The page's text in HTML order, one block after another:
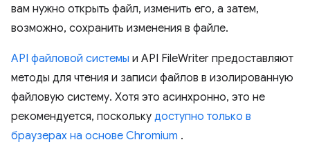
вам нужно открыть файл, изменить его, а затем,
возможно, сохранить изменения в файле.
API файловой системы и API FileWriter предоставляют
методы для чтения и записи файлов в изолированную
файловую систему. Хотя это асинхронно, это не
рекомендуется, поскольку доступно только в
браузерах на основе Chromium .